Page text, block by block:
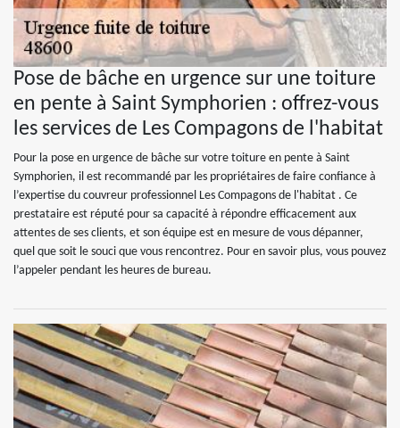
Pose de bâche en urgence sur une toiture
en pente à Saint Symphorien : offrez-vous
les services de Les Compagons de l'habitat
Pour la pose en urgence de bâche sur votre toiture en pente à Saint
Symphorien, il est recommandé par les propriétaires de faire confiance à
l’expertise du couvreur professionnel Les Compagons de l'habitat . Ce
prestataire est réputé pour sa capacité à répondre efficacement aux
attentes de ses clients, et son équipe est en mesure de vous dépanner,
quel que soit le souci que vous rencontrez. Pour en savoir plus, vous pouvez
l’appeler pendant les heures de bureau.